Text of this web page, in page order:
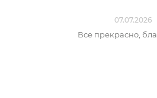
07.07.2026
Все прекрасно,